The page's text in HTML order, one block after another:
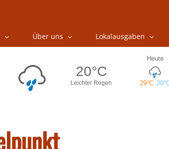
Über uns Lokalausgaben